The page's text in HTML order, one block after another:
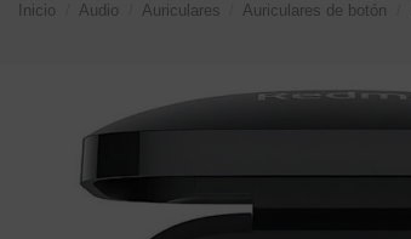
Inicio Audio Auriculares Auriculares de botón